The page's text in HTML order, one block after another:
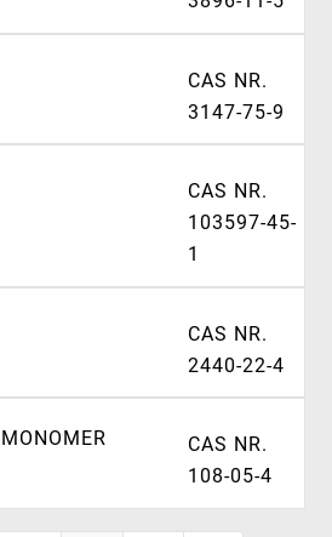
CAS NR.
3147-75-9
CAS NR.
103597-45-
1
CAS NR.
2440-22-4
CAS NR.
108-05-4